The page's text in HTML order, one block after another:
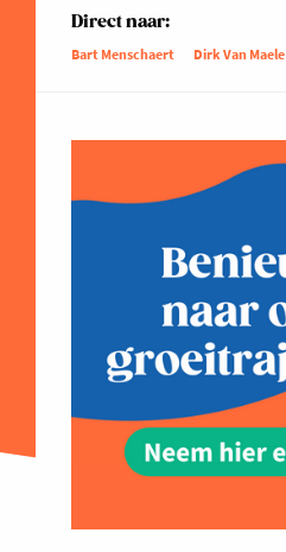
Direct naar:
Bart Menschaert Dirk Van Maele